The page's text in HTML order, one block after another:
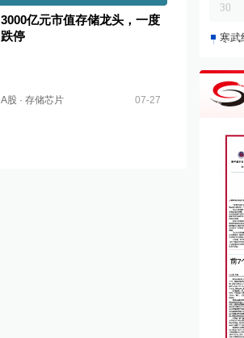
3000亿元市值存储龙头，一度
跌停
A股· 存储芯片 07-27
30
寒武